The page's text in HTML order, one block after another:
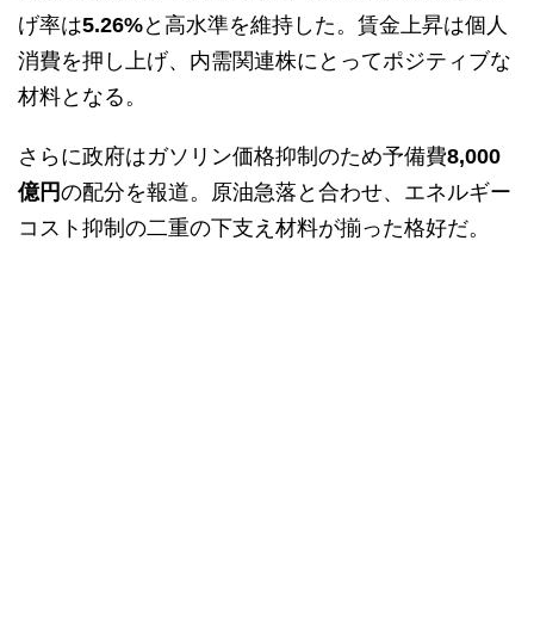
げ率は5.26%と高水準を維持した。賃金上昇は個人
消費を押し上げ、内需関連株にとってポジティブな
材料となる。
さらに政府はガソリン価格抑制のため予備費8,000
億円の配分を報道。原油急落と合わせ、エネルギー
コスト抑制の二重の下支え材料が揃った格好だ。